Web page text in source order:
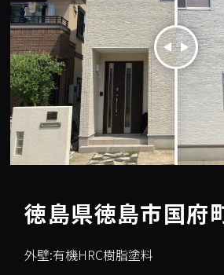
徳島県徳島市国府
外壁:有機HRC樹脂塗料